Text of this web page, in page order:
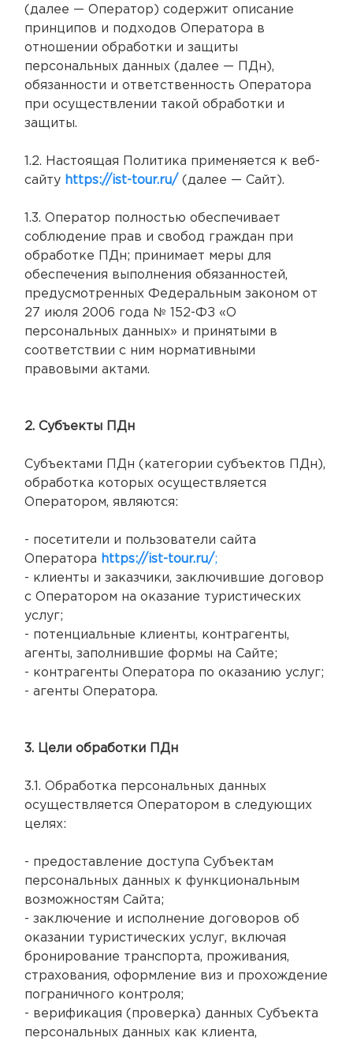
(далее — Оператор) содержит описание
принципов и подходов Оператора в
отношении обработки и защиты
персональных данных (далее — ПДн),
обязанности и ответственность Оператора
при осуществлении такой обработки и
защиты.
1.2. Настоящая Политика применяется к веб-
сайту https://ist-tour.ru/ (далее — Сайт).
1.3. Оператор полностью обеспечивает
соблюдение прав и свобод граждан при
обработке ПДн; принимает меры для
обеспечения выполнения обязанностей,
предусмотренных Федеральным законом от
27 июля 2006 года № 152-ФЗ «О
персональных данных» и принятыми в
соответствии с ним нормативными
правовыми актами.
2. Субъекты ПДн
Субъектами ПДн (категории субъектов ПДн),
обработка которых осуществляется
Оператором, являются:
- посетители и пользователи сайта
Оператора https://ist-tour.ru/;
- клиенты и заказчики, заключившие договор
с Оператором на оказание туристических
услуг;
- потенциальные клиенты, контрагенты,
агенты, заполнившие формы на Сайте;
- контрагенты Оператора по оказанию услуг;
- агенты Оператора.
3. Цели обработки ПДн
3.1. Обработка персональных данных
осуществляется Оператором в следующих
целях:
- предоставление доступа Субъектам
персональных данных к функциональным
возможностям Сайта;
- заключение и исполнение договоров об
оказании туристических услуг, включая
бронирование транспорта, проживания,
страхования, оформление виз и прохождение
пограничного контроля;
- верификация (проверка) данных Субъекта
персональных данных как клиента,